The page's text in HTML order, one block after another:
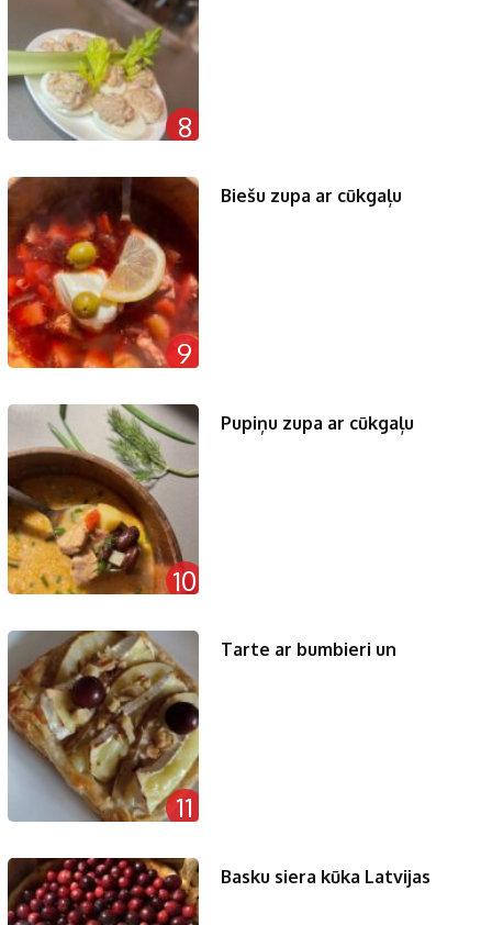
8
9
Biešu zupa ar cūkgaļu
10
Pupiņu zupa ar cūkgaļu
11
Tarte ar bumbieri un
Basku siera kūka Latvijas